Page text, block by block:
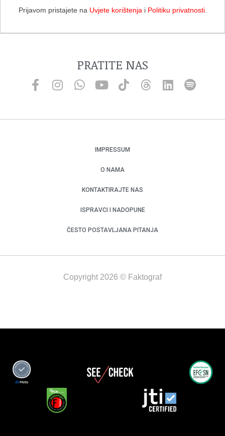
Prijavom pristajete na Uvjete korištenja i Politiku privatnosti.
PRATITE NAS
IMPRESSUM
O NAMA
KONTAKTIRAJTE NAS
ISPRAVCI I NADOPUNE
ČESTO POSTAVLJANA PITANJA
Copyright 2026 © Faktograf